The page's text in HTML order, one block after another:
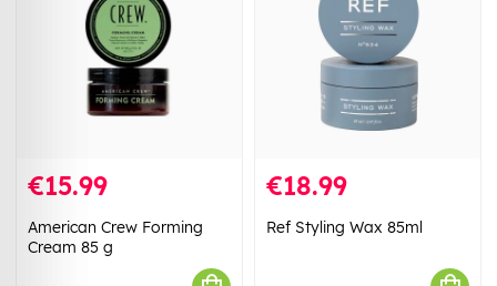
€15.99
American Crew Forming
Cream 85 g
€18.99
Ref Styling Wax 85ml